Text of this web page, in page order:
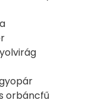
orbáncfű